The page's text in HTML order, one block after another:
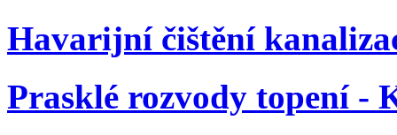
Havarijní čištění
Prasklé rozvody topení -